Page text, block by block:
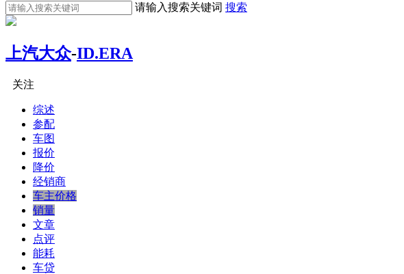
请输入搜索关键词 搜索
上汽大众-ID.ERA
关注
综述
参配
车图
报价
降价
经销商
车主价格
销量
文章
点评
能耗
车贷